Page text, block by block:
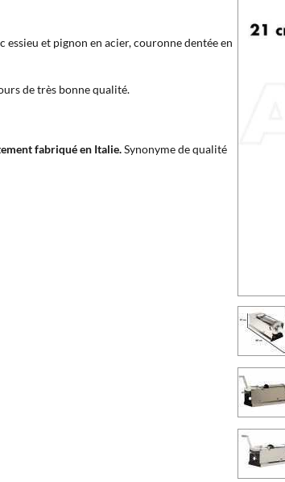
et pignon en acier, couronne dentée en
de très bonne qualité.
fabriqué en Italie.Synonyme de qualité